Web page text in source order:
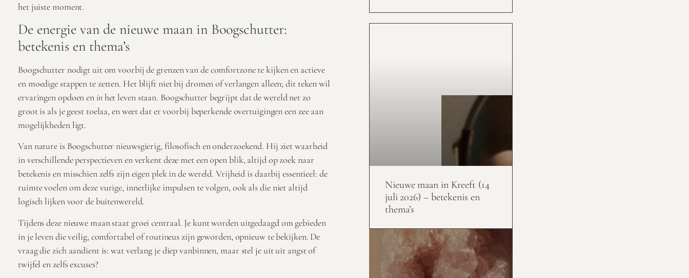
het juiste moment.
De energie van de nieuwe maan in Boogschutter:
betekenis en thema’s
Boogschutter nodigt uit om voorbij de grenzen van de comfortzone te kijken en actieve
en moedige stappen te zetten. Het blijft niet bij dromen of verlangen alleen; dit teken wil
ervaringen opdoen eninhet leven staan. Boogschutter begrijpt dat de wereld net zo
groot is als je geest toelaa, en weet dat er voorbij beperkende overtuigingen een zee aan
mogelijkheden ligt.
Van nature is Boogschutter nieuwsgierig, filosofisch en onderzoekend. Hij ziet waarheid
in verschillende perspectieven en verkent deze met een open blik, altijd op zoek naar
betekenis en misschien zelfs zijn eigen plek in de wereld. Vrijheid is daarbij essentieel: de
ruimte voelen om deze vurige, innerlijke impulsen te volgen, ook als die niet altijd
logisch lijken voor de buitenwereld.
Tijdens deze nieuwe maan staat groei centraal. Je kunt worden uitgedaagd om gebieden
in je leven die veilig, comfortabel of routineus zijn geworden, opnieuw te bekijken. De
vraag die zich aandient is: wat verlang je diep vanbinnen, maar stel je uit uit angst of
twijfel en zelfs excuses?
Nieuwe maan in Kreeft (14
juli 2026) – betekenis en
thema’s